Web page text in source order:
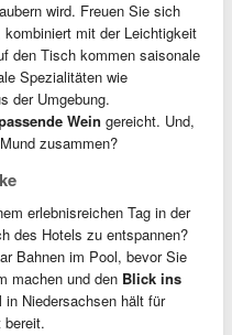
wird. Freuen Sie sich
mit der Leichtigkeit
den Tisch kommen saisonale
Spezialitäten wie
der Umgebung.
Wein gereicht. Und,
zusammen?
erlebnisreichen Tag in der
des Hotels zu entspannen?
Bahnen im Pool, bevor Sie
machen und den Blick ins
Niedersachsen hält für
bereit.